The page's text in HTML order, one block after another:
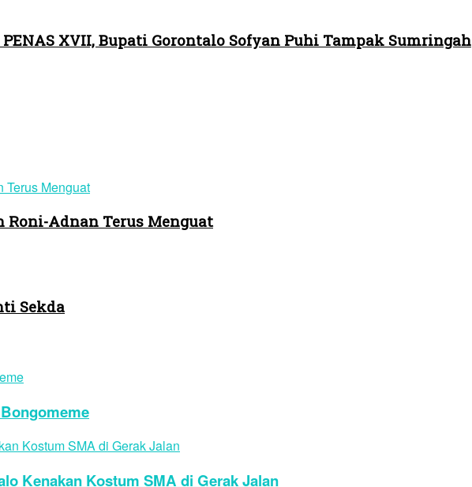
XVII, Bupati Gorontalo Sofyan Puhi Tampak Sumringah
Roni-Adnan Terus Menguat
Sekda
Kenakan Kostum SMA di Gerak Jalan